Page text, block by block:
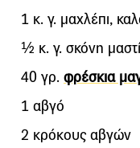
1 κ. γ. μαχλέπι,
½ κ. γ. σκόνη
40 γρ. φρέσκια
1 αβγό
2 κρόκους αβγών